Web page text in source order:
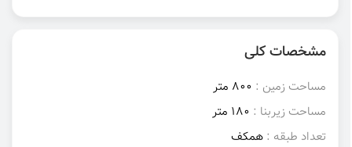
مشخصات کلی
مساحت زمین : 800 متر
مساحت زیربنا : 180 متر
تعداد طبقه : همکف